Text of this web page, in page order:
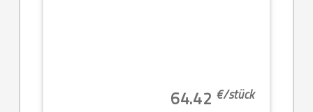
64.42 €/stück